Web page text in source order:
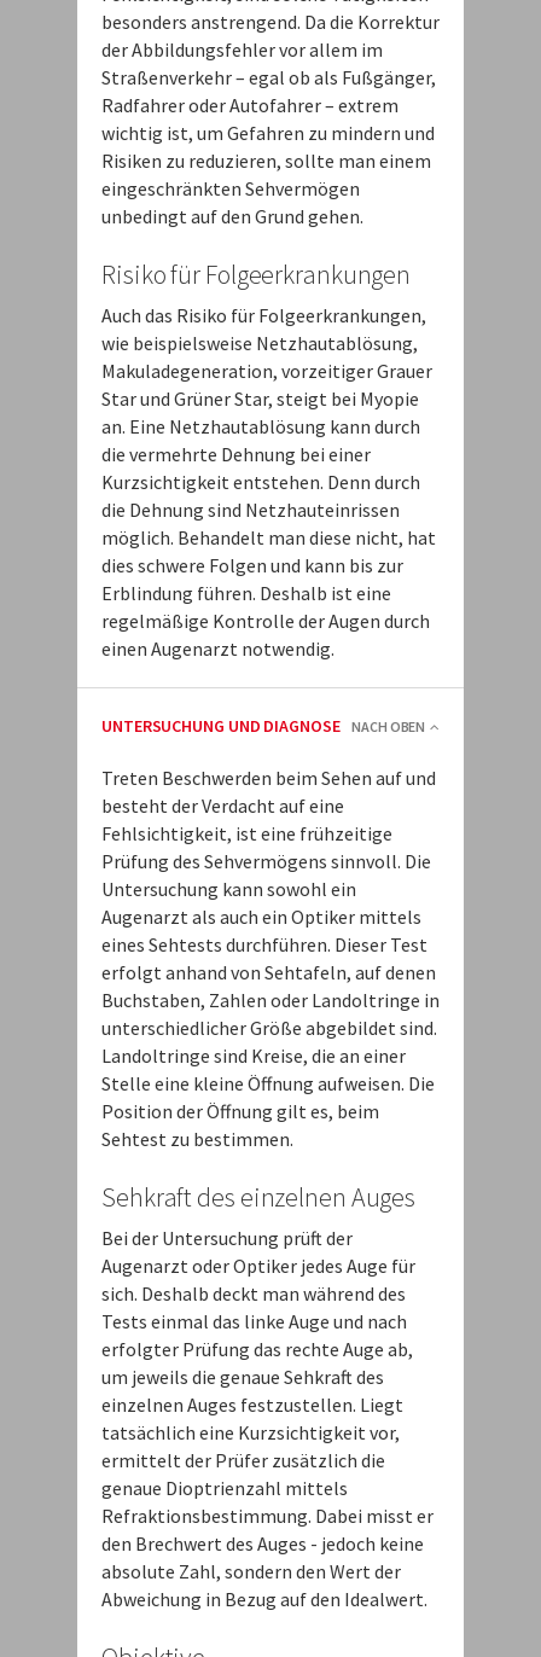
besonders anstrengend. Da die Korrektur
der Abbildungsfehler vor allem im
Straßenverkehr – egal ob als Fußgänger,
Radfahrer oder Autofahrer – extrem
wichtig ist, um Gefahren zu mindern und
Risiken zu reduzieren, sollte man einem
eingeschränkten Sehvermögen
unbedingt auf den Grund gehen.
Risiko für Folgeerkrankungen
Auch das Risiko für Folgeerkrankungen,
wie beispielsweise Netzhautablösung,
Makuladegeneration, vorzeitiger Grauer
Star und Grüner Star, steigt bei Myopie
an. Eine Netzhautablösung kann durch
die vermehrte Dehnung bei einer
Kurzsichtigkeit entstehen. Denn durch
die Dehnung sind Netzhauteinrissen
möglich. Behandelt man diese nicht, hat
dies schwere Folgen und kann bis zur
Erblindung führen. Deshalb ist eine
regelmäßige Kontrolle der Augen durch
einen Augenarzt notwendig.
UNTERSUCHUNG UND DIAGNOSE NACH OBEN
Treten Beschwerden beim Sehen auf und
besteht der Verdacht auf eine
Fehlsichtigkeit, ist eine frühzeitige
Prüfung des Sehvermögens sinnvoll. Die
Untersuchung kann sowohl ein
Augenarzt als auch ein Optiker mittels
eines Sehtests durchführen. Dieser Test
erfolgt anhand von Sehtafeln, auf denen
Buchstaben, Zahlen oder Landoltringe in
unterschiedlicher Größe abgebildet sind.
Landoltringe sind Kreise, die an einer
Stelle eine kleine Öffnung aufweisen. Die
Position der Öffnung gilt es, beim
Sehtest zu bestimmen.
Sehkraft des einzelnen Auges
Bei der Untersuchung prüft der
Augenarzt oder Optiker jedes Auge für
sich. Deshalb deckt man während des
Tests einmal das linke Auge und nach
erfolgter Prüfung das rechte Auge ab,
um jeweils die genaue Sehkraft des
einzelnen Auges festzustellen. Liegt
tatsächlich eine Kurzsichtigkeit vor,
ermittelt der Prüfer zusätzlich die
genaue Dioptrienzahl mittels
Refraktionsbestimmung. Dabei misst er
den Brechwert des Auges - jedoch keine
absolute Zahl, sondern den Wert der
Abweichung in Bezug auf den Idealwert.